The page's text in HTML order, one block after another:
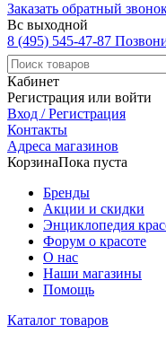
Заказать обратный
Вс выходной
8 (495) 545-47-87
Кабинет
Регистрация или войти
Вход / Регистрация
Контакты
Адреса магазинов
КорзинаПока пуста
Бренды
Акции и скидки
Энциклопедия
Форум о красоте
О нас
Наши магазины
Помощь
Каталог товаров